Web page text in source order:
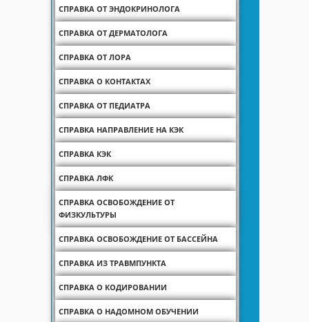
СПРАВКА ОТ ЭНДОКРИНОЛОГА
СПРАВКА ОТ ДЕРМАТОЛОГА
СПРАВКА ОТ ЛОРА
СПРАВКА О КОНТАКТАХ
СПРАВКА ОТ ПЕДИАТРА
СПРАВКА НАПРАВЛЕНИЕ НА КЭК
СПРАВКА КЭК
СПРАВКА ЛФК
СПРАВКА ОСВОБОЖДЕНИЕ ОТ
ФИЗКУЛЬТУРЫ
СПРАВКА ОСВОБОЖДЕНИЕ ОТ БАССЕЙНА
СПРАВКА ИЗ ТРАВМПУНКТА
СПРАВКА О КОДИРОВАНИИ
СПРАВКА О НАДОМНОМ ОБУЧЕНИИ